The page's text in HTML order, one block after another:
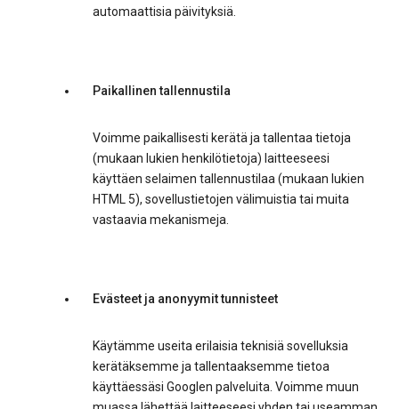
automaattisia päivityksiä.
Paikallinen tallennustila
Voimme paikallisesti kerätä ja tallentaa tietoja
(mukaan lukien henkilötietoja) laitteeseesi
käyttäen selaimen tallennustilaa (mukaan lukien
HTML 5), sovellustietojen välimuistia tai muita
vastaavia mekanismeja.
Evästeet ja anonyymit tunnisteet
Käytämme useita erilaisia teknisiä sovelluksia
kerätäksemme ja tallentaaksemme tietoa
käyttäessäsi Googlen palveluita. Voimme muun